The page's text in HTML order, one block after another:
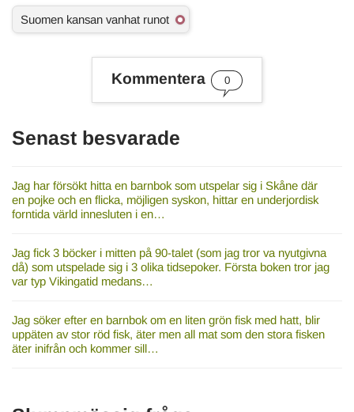
Ä
m
Suomen kansan vanhat runot
Kommentera 0
Senast besvarade
Jag har försökt hitta en barnbok som utspelar sig i Skåne där
en pojke och en flicka, möjligen syskon, hittar en underjordisk
forntida värld innesluten i en…
Jag fick 3 böcker i mitten på 90-talet (som jag tror va nyutgivna
då) som utspelade sig i 3 olika tidsepoker. Första boken tror jag
var typ Vikingatid medans…
Jag söker efter en barnbok om en liten grön fisk med hatt, blir
uppäten av stor röd fisk, äter men all mat som den stora fisken
äter inifrån och kommer sill…